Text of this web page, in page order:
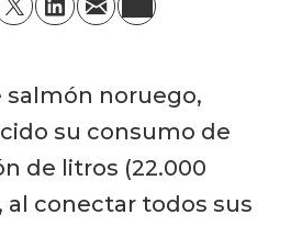
salmón noruego,
su consumo de
de litros (22.000
al conectar todos sus